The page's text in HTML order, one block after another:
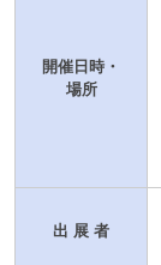
開催日時・
場所
出 展 者